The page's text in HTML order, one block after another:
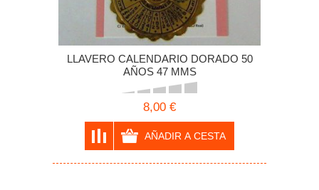
LLAVERO CALENDARIO DORADO 50
AÑOS 47 MMS
8,00 €